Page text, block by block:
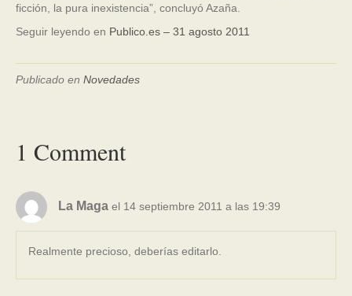
ficción, la pura inexistencia”, concluyó Azaña.
Seguir leyendo en Publico.es – 31 agosto 2011
Publicado en Novedades
1 Comment
La Maga el 14 septiembre 2011 a las 19:39
Realmente precioso, deberías editarlo.